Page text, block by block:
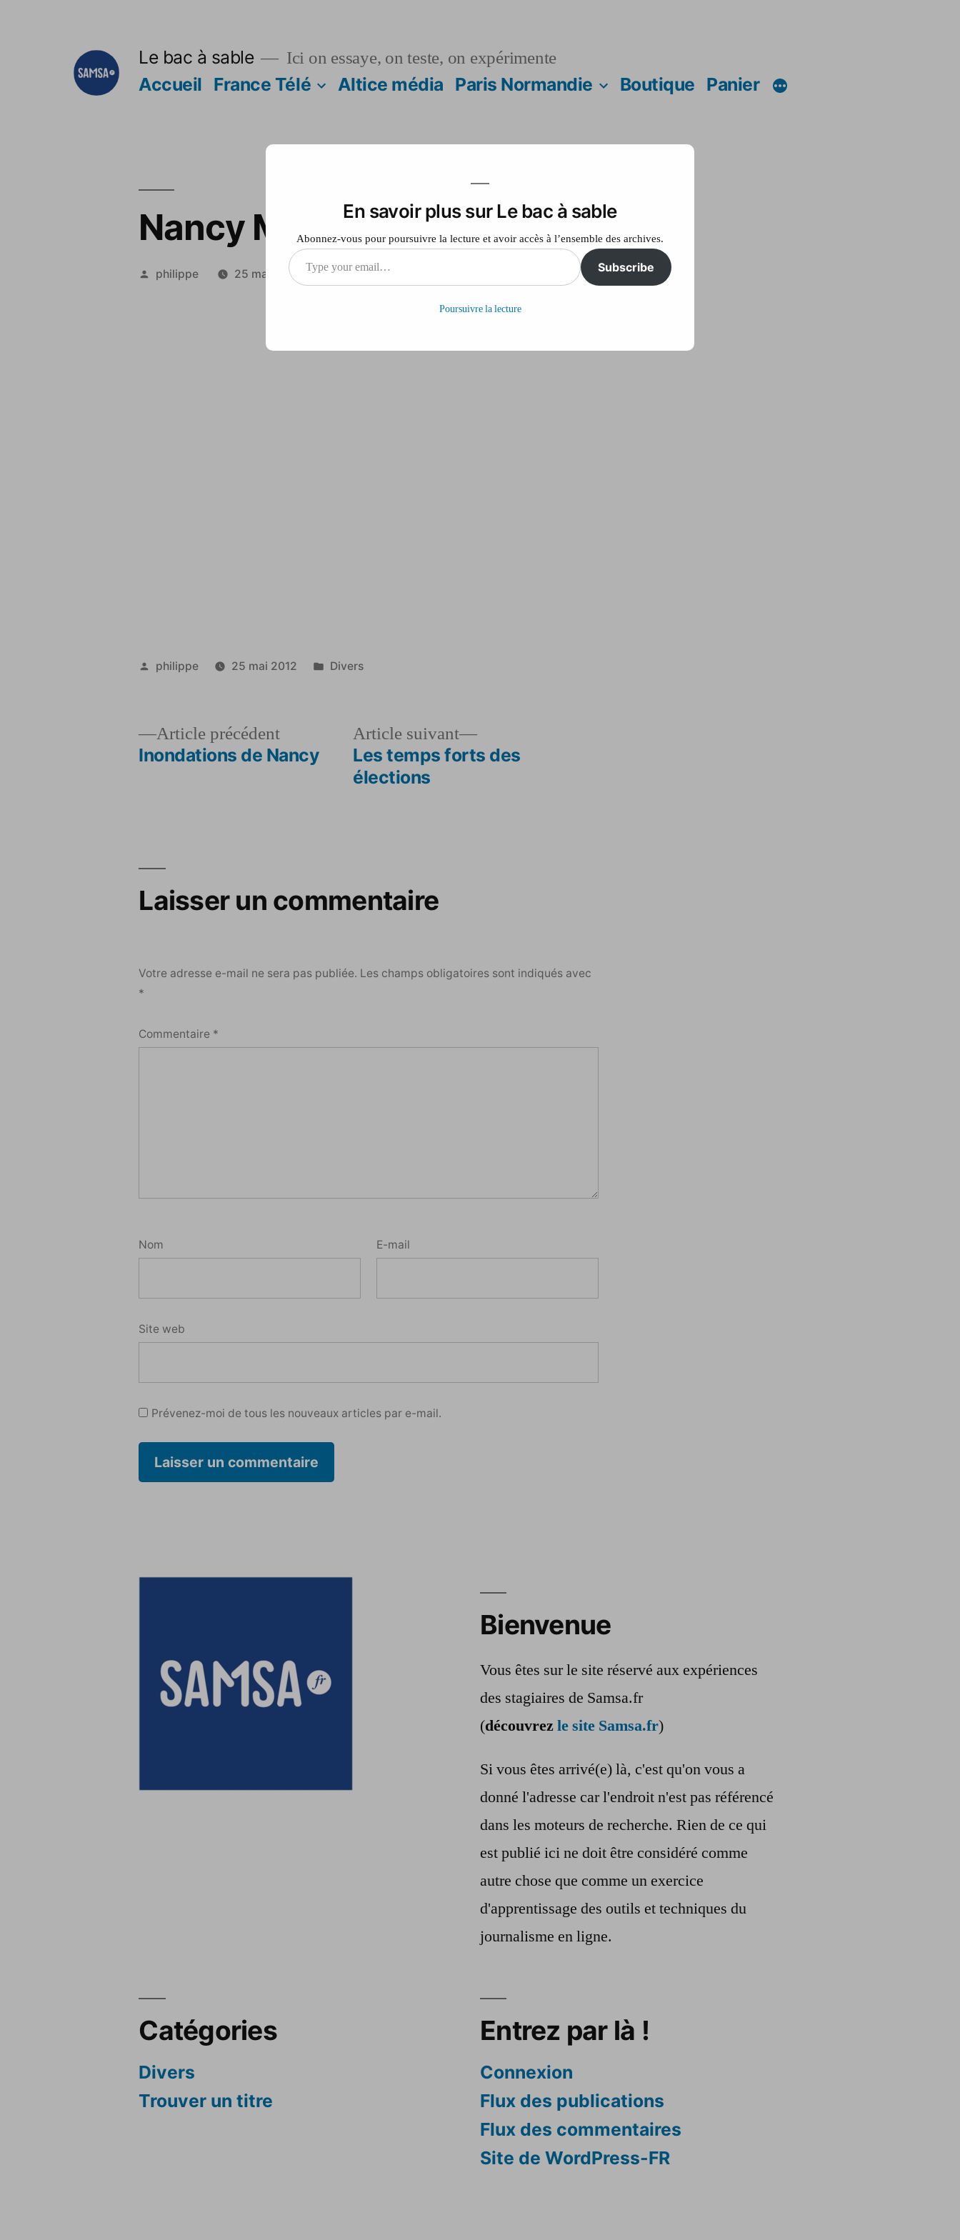
Le bac à sable Ici on essaye, on teste, on expérimente
Accueil France Télé Altice média Paris Normandie Boutique Panier
Nancy Maïté
Publié
philippe 25 mai 2012 Laisser un commentaire
Maïté
Publié
philippe 25 mai 2012
Publié
Divers
Navigation
Article précédentArticle
précédent :
Inondations de Nancy
Article suivant
Article
suivant :
Les temps forts des
élections
Laisser un commentaire
Votre adresse e-mail ne sera pas publiée. Les champs obligatoires sont indiqués avec
*
Commentaire *
Nom E-mail
Site web
Prévenez-moi de tous les nouveaux articles par e-mail.
Bienvenue
Vous êtes sur le site réservé aux expériences
des stagiaires de Samsa.fr
(découvrezle site Samsa.fr)
Si vous êtes arrivé(e) là, c'est qu'on vous a
donné l'adresse car l'endroit n'est pas référencé
dans les moteurs de recherche. Rien de ce qui
est publié ici ne doit être considéré comme
autre chose que comme un exercice
d'apprentissage des outils et techniques du
journalisme en ligne.
Catégories
Divers
Trouver un titre
Entrez par là !
Connexion
Flux des publications
Flux des commentaires
Site de WordPress-FR
En savoir plus sur Le bac à sable
Abonnez-vous pour poursuivre la lecture et avoir accès à l’ensemble des archives.
Type
your
Subscribe
Poursuivre la lecture